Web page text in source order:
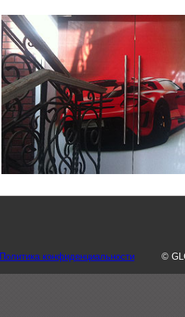
Политика конфиденциальности ©